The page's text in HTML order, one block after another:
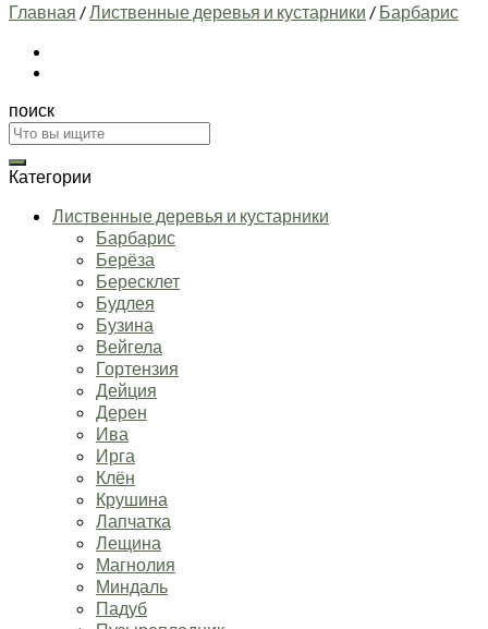
Главная /Лиственные деревья и кустарники / Барбарис
поиск
Искать:
Категории
Лиственные деревья и кустарники
Барбарис
Берёза
Бересклет
Будлея
Бузина
Вейгела
Гортензия
Дейция
Дерен
Ива
Ирга
Клён
Крушина
Лапчатка
Лещина
Магнолия
Миндаль
Падуб